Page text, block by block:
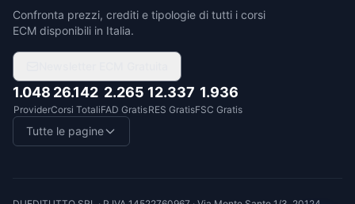
Confronta prezzi, crediti e tipologie di tutti i corsi
ECM disponibili in Italia.
1.048
Provider
26.142
Corsi Totali
2.265
FAD Gratis
12.337
RES Gratis
1.936
FSC Gratis
Tutte le pagine